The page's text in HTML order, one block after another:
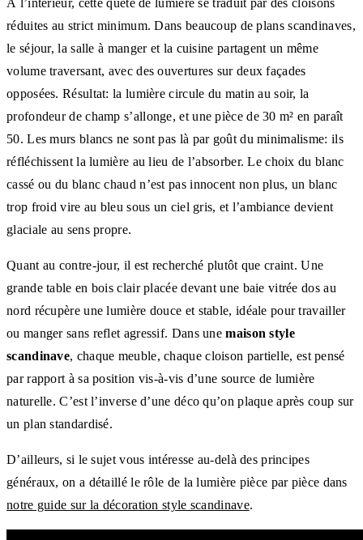
réduites au strict minimum. Dans beaucoup de plans scandinaves,
le séjour, la salle à manger et la cuisine partagent un même
volume traversant, avec des ouvertures sur deux façades
opposées. Résultat: la lumière circule du matin au soir, la
profondeur de champ s’allonge, et une pièce de 30 m² en paraît
50. Les murs blancs ne sont pas là par goût du minimalisme: ils
réfléchissent la lumière au lieu de l’absorber. Le choix du blanc
cassé ou du blanc chaud n’est pas innocent non plus, un blanc
trop froid vire au bleu sous un ciel gris, et l’ambiance devient
glaciale au sens propre.
Quant au contre-jour, il est recherché plutôt que craint. Une
grande table en bois clair placée devant une baie vitrée dos au
nord récupère une lumière douce et stable, idéale pour travailler
ou manger sans reflet agressif. Dans unemaison style
scandinave, chaque meuble, chaque cloison partielle, est pensé
par rapport à sa position vis-à-vis d’une source de lumière
naturelle. C’est l’inverse d’une déco qu’on plaque après coup sur
un plan standardisé.
D’ailleurs, si le sujet vous intéresse au-delà des principes
généraux, on a détaillé le rôle de la lumière pièce par pièce dans
notre guide sur la décoration style scandinave.